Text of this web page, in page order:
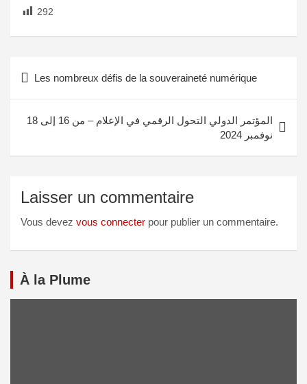
292
Les nombreux défis de la souveraineté numérique
المؤتمر الدولي التحول الرقمي في الإعلام – من 16 إلى 18
نوفمبر 2024
Laisser un commentaire
Vous devez vous connecter pour publier un commentaire.
À la Plume